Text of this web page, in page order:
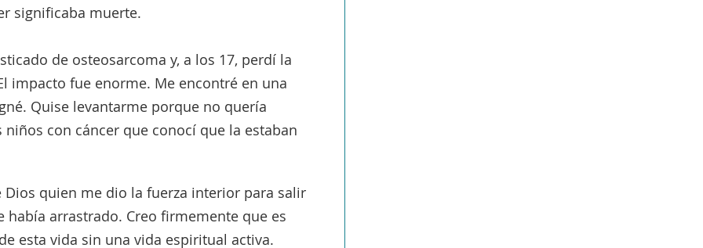
significaba muerte.
de osteosarcoma y, a los 17, perdí la
impacto fue enorme. Me encontré en una
Quise levantarme porque no quería
con cáncer que conocí que la estaban
quien me dio la fuerza interior para salir
arrastrado. Creo firmemente que es
esta vida sin una vida espiritual activa.